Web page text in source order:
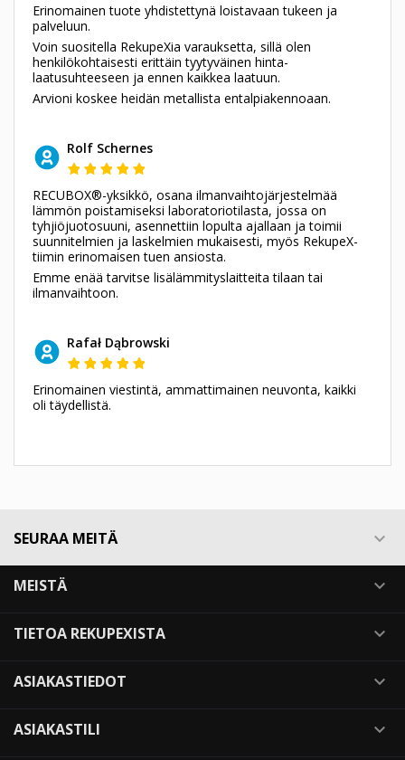
Erinomainen tuote yhdistettynä loistavaan tukeen ja
palveluun.
Voin suositella RekupeXia varauksetta, sillä olen
henkilökohtaisesti erittäin tyytyväinen hinta-
laatusuhteeseen ja ennen kaikkea laatuun.
Arvioni koskee heidän metallista entalpiakennoaan.
Rolf Schernes
RECUBOX®-yksikkö, osana ilmanvaihtojärjestelmää
lämmön poistamiseksi laboratoriotilasta, jossa on
tyhjiöjuotosuuni, asennettiin lopulta ajallaan ja toimii
suunnitelmien ja laskelmien mukaisesti, myös RekupeX-
tiimin erinomaisen tuen ansiosta.
Emme enää tarvitse lisälämmityslaitteita tilaan tai
ilmanvaihtoon.
Rafał Dąbrowski
Erinomainen viestintä, ammattimainen neuvonta, kaikki
oli täydellistä.
SEURAA MEITÄ 
MEISTÄ 
TIETOA REKUPEXISTA 
ASIAKASTIEDOT 
ASIAKASTILI 